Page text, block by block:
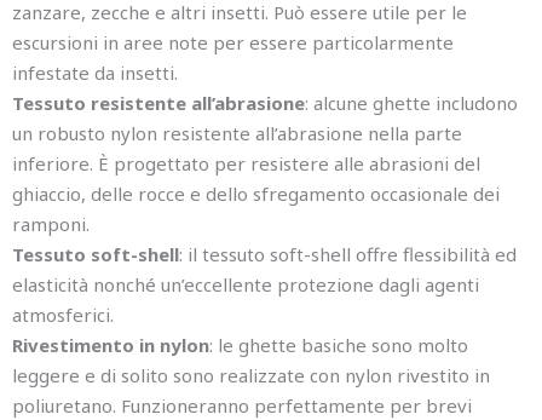
zanzare, zecche e altri insetti. Può essere utile per le
escursioni in aree note per essere particolarmente
infestate da insetti.
Tessuto resistente all’abrasione: alcune ghette includono
un robusto nylon resistente all’abrasione nella parte
inferiore. È progettato per resistere alle abrasioni del
ghiaccio, delle rocce e dello sfregamento occasionale dei
ramponi.
Tessuto soft-shell: il tessuto soft-shell offre flessibilità ed
elasticità nonché un’eccellente protezione dagli agenti
atmosferici.
Rivestimento in nylon: le ghette basiche sono molto
leggere e di solito sono realizzate con nylon rivestito in
poliuretano. Funzioneranno perfettamente per brevi